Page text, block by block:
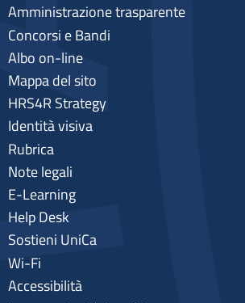
Amministrazione trasparente
Concorsi e Bandi
Albo on-line
Mappa del sito
HRS4R Strategy
Identità visiva
Rubrica
Note legali
E-Learning
Help Desk
Sostieni UniCa
Wi-Fi
Accessibilità